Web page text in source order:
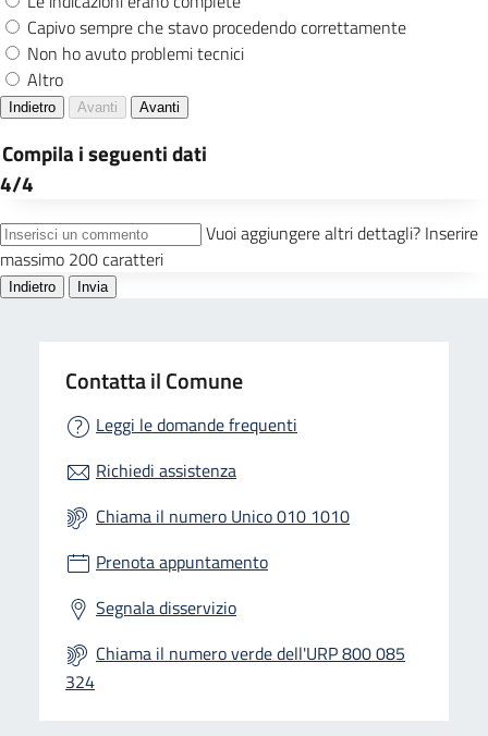
Contatta il Comune
Leggi le domande frequenti
Richiedi assistenza
Chiama il numero Unico 010 1010
Prenota appuntamento
Segnala disservizio
Chiama il numero verde dell'URP 800 085
324